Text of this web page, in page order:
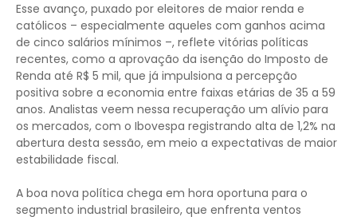
Esse avanço, puxado por eleitores de maior renda e
católicos – especialmente aqueles com ganhos acima
de cinco salários mínimos –, reflete vitórias políticas
recentes, como a aprovação da isenção do Imposto de
Renda até R$ 5 mil, que já impulsiona a percepção
positiva sobre a economia entre faixas etárias de 35 a 59
anos. Analistas veem nessa recuperação um alívio para
os mercados, com o Ibovespa registrando alta de 1,2% na
abertura desta sessão, em meio a expectativas de maior
estabilidade fiscal.
A boa nova política chega em hora oportuna para o
segmento industrial brasileiro, que enfrenta ventos